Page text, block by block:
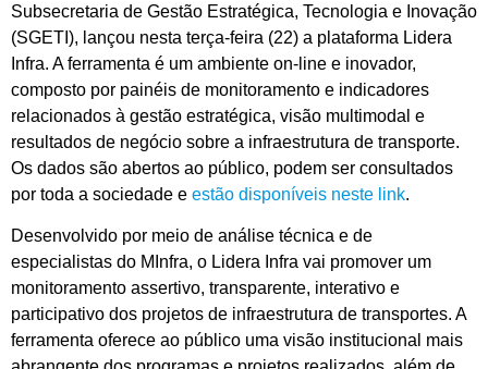
Subsecretaria de Gestão Estratégica, Tecnologia e Inovação
(SGETI), lançou nesta terça-feira (22) a plataforma Lidera
Infra. A ferramenta é um ambiente on-line e inovador,
composto por painéis de monitoramento e indicadores
relacionados à gestão estratégica, visão multimodal e
resultados de negócio sobre a infraestrutura de transporte.
Os dados são abertos ao público, podem ser consultados
por toda a sociedade e estão disponíveis neste link.
Desenvolvido por meio de análise técnica e de
especialistas do MInfra, o Lidera Infra vai promover um
monitoramento assertivo, transparente, interativo e
participativo dos projetos de infraestrutura de transportes. A
ferramenta oferece ao público uma visão institucional mais